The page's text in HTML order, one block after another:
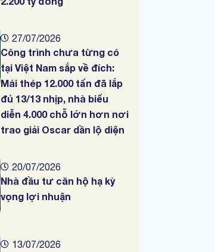
27/07/2026
Công trình chưa từng có
tại Việt Nam sắp về đích:
Mái thép 12.000 tấn đã lắp
đủ 13/13 nhịp, nhà biểu
diễn 4.000 chỗ lớn hơn nơi
trao giải Oscar dần lộ diện
20/07/2026
Nhà đầu tư căn hộ hạ kỳ
vọng lợi nhuận
13/07/2026